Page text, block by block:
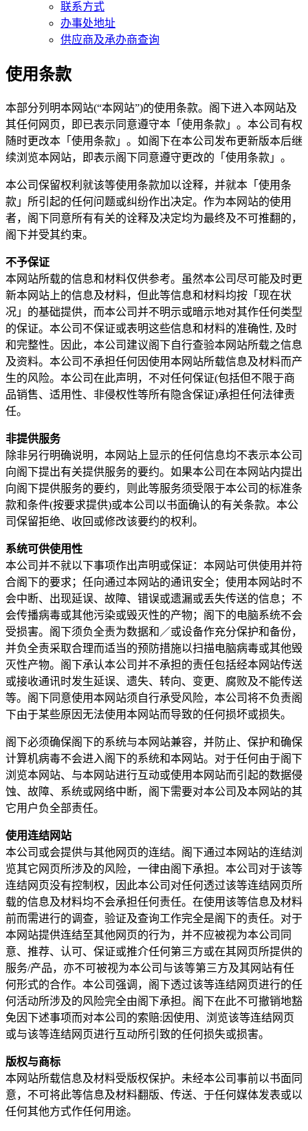
联系方式
办事处地址
供应商及承办商查询
使用条款
本部分列明本网站(“本网站”)的使用条款。阁下进入本网站及
其任何网页，即已表示同意遵守本「使用条款」。本公司有权
随时更改本「使用条款」。如阁下在本公司发布更新版本后继
续浏览本网站，即表示阁下同意遵守更改的「使用条款」。
本公司保留权利就该等使用条款加以诠释，并就本「使用条
款」所引起的任何问题或纠纷作出决定。作为本网站的使用
者，阁下同意所有有关的诠释及决定均为最终及不可推翻的，
阁下并受其约束。
不予保证
本网站所载的信息和材料仅供参考。虽然本公司尽可能及时更
新本网站上的信息及材料，但此等信息和材料均按「现在状
况」的基础提供，而本公司并不明示或暗示地对其作任何类型
的保证。本公司不保证或表明这些信息和材料的准确性, 及时
和完整性。因此，本公司建议阁下自行查验本网站所载之信息
及资料。本公司不承担任何因使用本网站所载信息及材料而产
生的风险。本公司在此声明，不对任何保证(包括但不限于商
品销售、适用性、非侵权性等所有隐含保证)承担任何法律责
任。
非提供服务
除非另行明确说明，本网站上显示的任何信息均不表示本公司
向阁下提出有关提供服务的要约。如果本公司在本网站内提出
向阁下提供服务的要约，则此等服务须受限于本公司的标准条
款和条件(按要求提供)或本公司以书面确认的有关条款。本公
司保留拒绝、收回或修改该要约的权利。
系统可供使用性
本公司并不就以下事项作出声明或保证：本网站可供使用并符
合阁下的要求；任向通过本网站的通讯安全；使用本网站时不
会中断、出现延误、故障、错误或遗漏或丢失传送的信息；不
会传播病毒或其他污染或毁灭性的产物；阁下的电脑系统不会
受损害。阁下须负全责为数据和／或设备作充分保护和备份，
并负全责采取合理而适当的预防措施以扫描电脑病毒或其他毁
灭性产物。阁下承认本公司并不承担的责任包括经本网站传送
或接收通讯时发生延误、遗失、转向、变更、腐败及不能传送
等。阁下同意使用本网站须自行承受风险，本公司将不负责阁
下由于某些原因无法使用本网站而导致的任何损坏或损失。
阁下必须确保阁下的系统与本网站兼容，并防止、保护和确保
计算机病毒不会进入阁下的系统和本网站。对于任何由于阁下
浏览本网站、与本网站进行互动或使用本网站而引起的数据侵
蚀、故障、系统或网络中断，阁下需要对本公司及本网站的其
它用户负全部责任。
使用连结网站
本公司或会提供与其他网页的连结。阁下通过本网站的连结浏
览其它网页所涉及的风险，一律由阁下承担。本公司对于该等
连结网页没有控制权，因此本公司对任何透过该等连结网页所
载的信息及材料均不会承担任何责任。在使用该等信息及材料
前而需进行的调查，验证及查询工作完全是阁下的责任。对于
本网站提供连结至其他网页的行为，并不应被视为本公司同
意、推荐、认可、保证或推介任何第三方或在其网页所提供的
服务/产品，亦不可被视为本公司与该等第三方及其网站有任
何形式的合作。本公司强调，阁下透过该等连结网页进行的任
何活动所涉及的风险完全由阁下承担。阁下在此不可撤销地豁
免因下述事项而对本公司的索赔:因使用、浏览该等连结网页
或与该等连结网页进行互动所引致的任何损失或损害。
版权与商标
本网站所载信息及材料受版权保护。未经本公司事前以书面同
意，不可将此等信息及材料翻版、传送、于任何媒体发表或以
任何其他方式作任何用途。